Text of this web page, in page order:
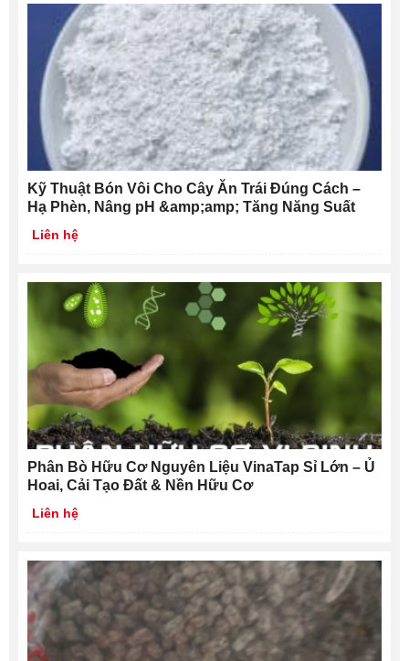
Kỹ Thuật Bón Vôi Cho Cây Ăn Trái Đúng Cách –
Hạ Phèn, Nâng pH &amp;amp; Tăng Năng Suất
Liên hệ
Phân Bò Hữu Cơ Nguyên Liệu VinaTap Sỉ Lớn – Ủ
Hoai, Cải Tạo Đất & Nền Hữu Cơ
Liên hệ